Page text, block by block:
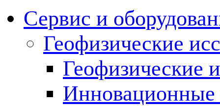
Сервис и
Геофизические
Геофизические
Инновационные